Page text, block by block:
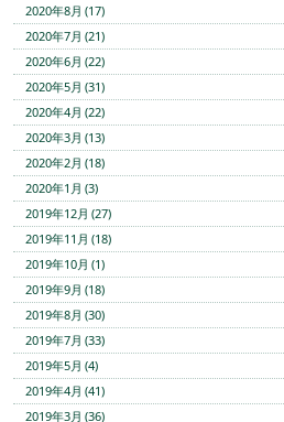
2020年8月 (17)
2020年7月 (21)
2020年6月 (22)
2020年5月 (31)
2020年4月 (22)
2020年3月 (13)
2020年2月 (18)
2020年1月 (3)
2019年12月 (27)
2019年11月 (18)
2019年10月 (1)
2019年9月 (18)
2019年8月 (30)
2019年7月 (33)
2019年5月 (4)
2019年4月 (41)
2019年3月 (36)